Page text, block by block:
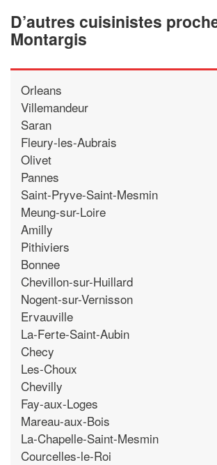
D’autres cuisinistes
Montargis
Orleans
Villemandeur
Saran
Fleury-les-Aubrais
Olivet
Pannes
Saint-Pryve-Saint-Mesmin
Meung-sur-Loire
Amilly
Pithiviers
Bonnee
Chevillon-sur-Huillard
Nogent-sur-Vernisson
Ervauville
La-Ferte-Saint-Aubin
Checy
Les-Choux
Chevilly
Fay-aux-Loges
Mareau-aux-Bois
La-Chapelle-Saint-Mesmin
Courcelles-le-Roi